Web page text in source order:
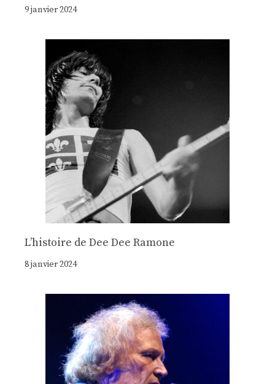
9 janvier 2024
Lʼhistoire de Dee Dee Ramone
8 janvier 2024